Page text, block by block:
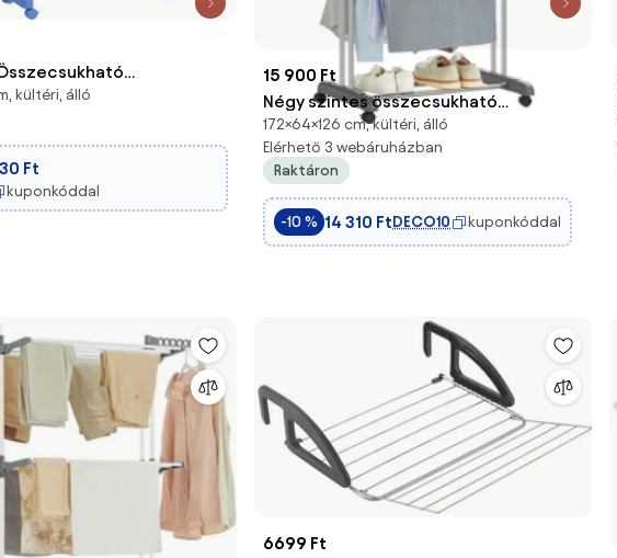
Torony 3 Szinten,
Kerekekkel,
Használatra, 142 x 55 x
Aosom
kültéri, álló
Ft
kuponkóddal
15 900 Ft
Négy szintes összecsukható
ruhaszárító kerekekkel, szürke
172×64×126 cm, kültéri, álló
Elérhető 3 webáruházban
Raktáron
-10 % 14 310 FtDECO10 kuponkóddal
6699 Ft